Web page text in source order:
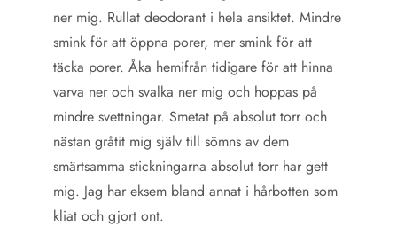
ner mig. Rullat deodorant i hela ansiktet. Mindre
smink för att öppna porer, mer smink för att
täcka porer. Åka hemifrån tidigare för att hinna
varva ner och svalka ner mig och hoppas på
mindre svettningar. Smetat på absolut torr och
nästan gråtit mig själv till sömns av dem
smärtsamma stickningarna absolut torr har gett
mig. Jag har eksem bland annat i hårbotten som
kliat och gjort ont.